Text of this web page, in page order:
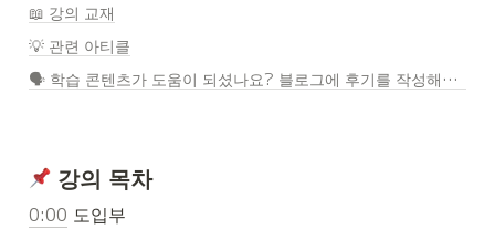
📖 강의 교재
💡 관련 아티클
🗣️ 학습 콘텐츠가 도움이 되셨나요? 블로그에 후기를 작성해보세요.
강의 목차
0:00 도입부